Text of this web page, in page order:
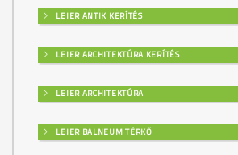
LEIER ANTIK KERÍTÉS
LEIER ARCHITEKTÚRA KERÍTÉS
LEIER ARCHITEKTÚRA
LEIER BALNEUM TÉRKŐ